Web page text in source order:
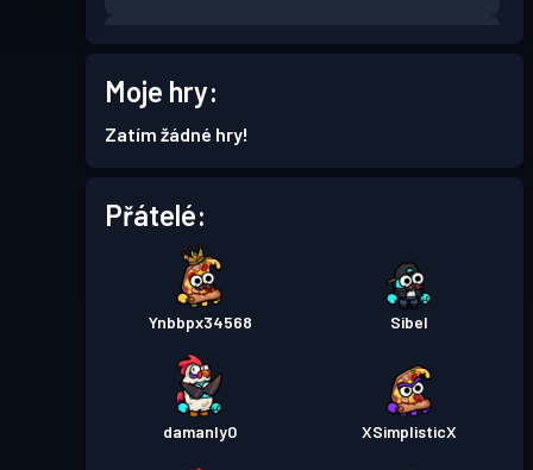
Bojový pas Season 6
Bojový pas
Bojový pas Úroveň 8
Bojový pas
Bojový pasSeason 2 Úroveň 3
Moje hry:
Zatím žádné hry!
Přátelé:
Ynbbpx34568 Sibel
damanly0 XSimplisticX